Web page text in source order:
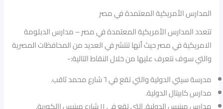
المدارس الأمريكية المعتمدة في مصر
تتعدد المدارس الأمريكية المعتمدة في مصر – مدارس الدبلومة
الامريكية في مصر حيث أنها تنتشر في العديد من المحافظات المصرية
والتي سوف نتعرف عليها من خلال النقاط التالية:-
مدرسة سيتي الدولية والتي تقع في ٦ شارع محمد ثاقب.
مدارس كابيتال الدولية.